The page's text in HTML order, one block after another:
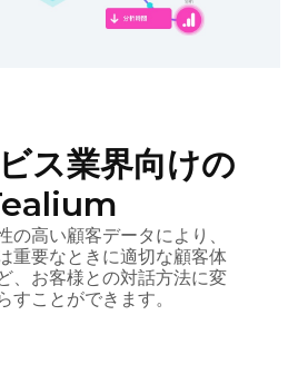
ス業界向けの
の高い顧客データにより、
重要なときに適切な顧客体
、お客様との対話方法に変
すことができます。